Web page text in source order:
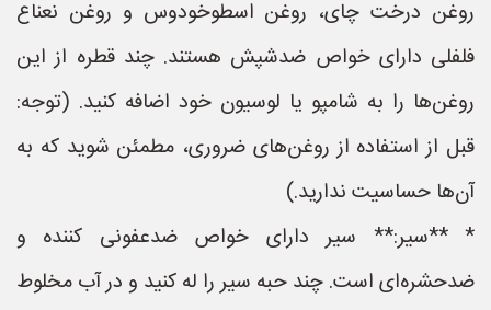
روغن درخت چای، روغن اسطوخودوس و روغن نعناع
فلفلی دارای خواص ضدشپش هستند. چند قطره از این
روغن‌ها را به شامپو یا لوسیون خود اضافه کنید. (توجه:
قبل از استفاده از روغن‌های ضروری، مطمئن شوید که به
آن‌ها حساسیت ندارید.)
* **سیر:** سیر دارای خواص ضدعفونی کننده و
ضدحشره‌ای است. چند حبه سیر را له کنید و در آب مخلوط